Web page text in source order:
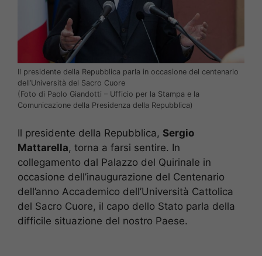
Il presidente della Repubblica parla in occasione del centenario
dell’Università del Sacro Cuore
(Foto di Paolo Giandotti – Ufficio per la Stampa e la
Comunicazione della Presidenza della Repubblica)
Il presidente della Repubblica, Sergio
Mattarella, torna a farsi sentire. In
collegamento dal Palazzo del Quirinale in
occasione dell’inaugurazione del Centenario
dell’anno Accademico dell’Università Cattolica
del Sacro Cuore, il capo dello Stato parla della
difficile situazione del nostro Paese.